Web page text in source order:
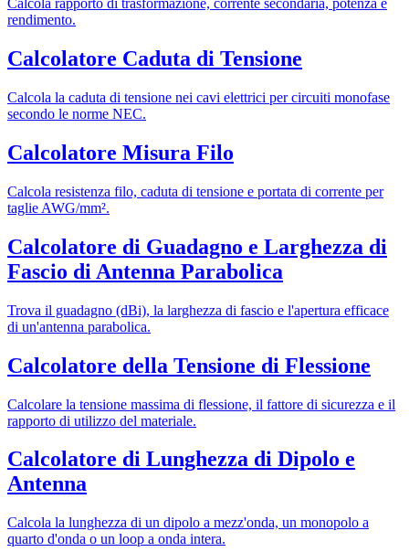
Calcola rapporto di trasformazione, corrente secondaria, potenza e
rendimento.
Calcolatore Caduta di Tensione
Calcola la caduta di tensione nei cavi elettrici per circuiti monofase
secondo le norme NEC.
Calcolatore Misura Filo
Calcola resistenza filo, caduta di tensione e portata di corrente per
taglie AWG/mm².
Calcolatore di Guadagno e Larghezza di
Fascio di Antenna Parabolica
Trova il guadagno (dBi), la larghezza di fascio e l'apertura efficace
di un'antenna parabolica.
Calcolatore della Tensione di Flessione
Calcolare la tensione massima di flessione, il fattore di sicurezza e il
rapporto di utilizzo del materiale.
Calcolatore di Lunghezza di Dipolo e
Antenna
Calcola la lunghezza di un dipolo a mezz'onda, un monopolo a
quarto d'onda o un loop a onda intera.